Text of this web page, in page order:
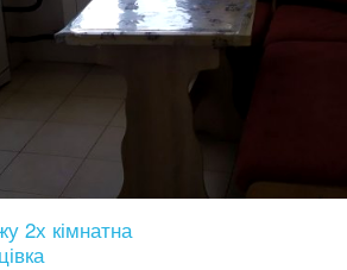
2х кімнатна